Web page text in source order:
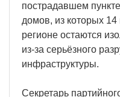
пострадавшем
домов, из которых
регионе остаются
из-за серьёзного
инфраструктуры.
Секретарь